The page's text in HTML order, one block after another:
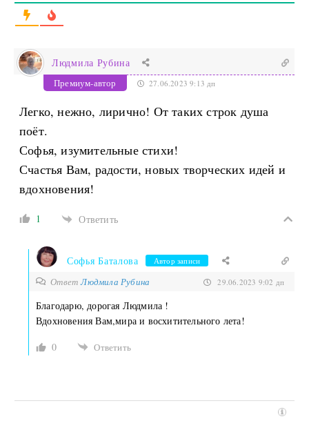
Людмила Рубина
Премиум-автор 27.06.2023 9:13 дп
Легко, нежно, лирично! От таких строк душа
поёт.
Софья, изумительные стихи!
Счастья Вам, радости, новых творческих идей и
вдохновения!
1 Ответить
Софья Баталова Автор записи
ОтветЛюдмила Рубина 29.06.2023 9:02 дп
Благодарю, дорогая Людмила !
Вдохновения Вам,мира и восхитительного лета!
0
Ответить